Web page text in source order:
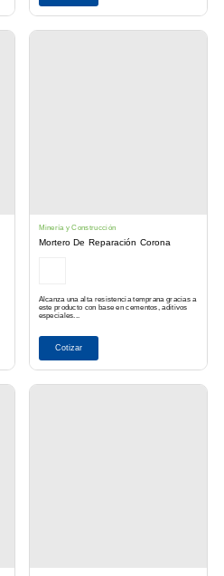
Minería y Construcción
Mortero De Reparación Corona
Alcanza una alta resistencia temprana gracias a
este producto con base en cementos, aditivos
especiales...
Cotizar